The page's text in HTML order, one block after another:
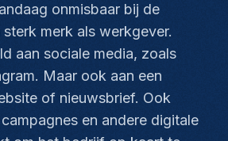
onmisbaar bij de
merk als werkgever.
aan sociale media, zoals
Maar ook aan een
of nieuwsbrief. Ook
en andere digitale